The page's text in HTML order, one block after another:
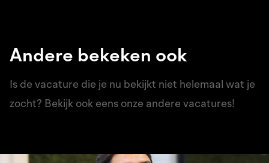
Andere bekeken ook
Is de vacature die je nu bekijkt niet helemaal wat je
zocht? Bekijk ook eens onze andere vacatures!